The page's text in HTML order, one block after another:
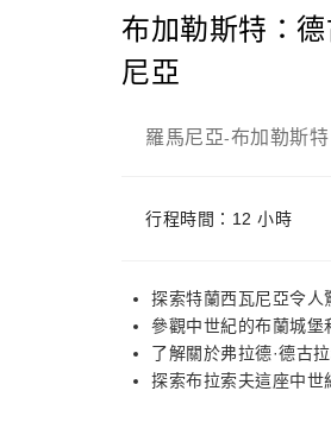
布加勒斯特：
尼亞
羅馬尼亞-布加勒斯特
行程時間：12 小時
探索特蘭西瓦尼亞令人
參觀中世紀的布蘭城堡
了解關於弗拉德·德古
探索布拉索夫這座中世